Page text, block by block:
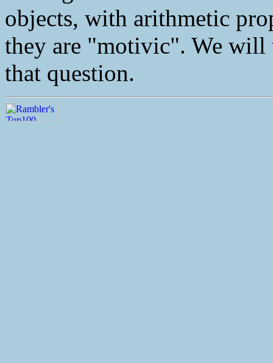
objects, with arithmetic
they are "motivic". We
that question.